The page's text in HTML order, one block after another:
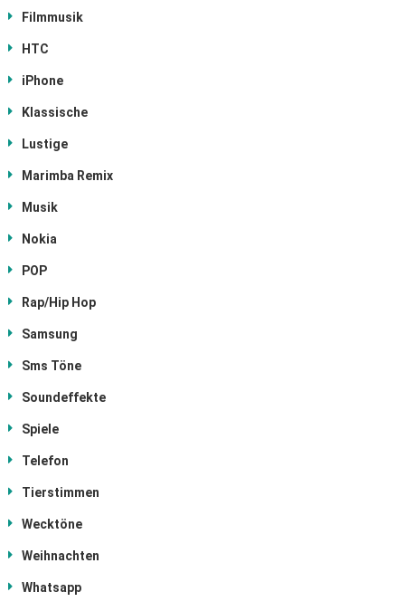
Filmmusik
HTC
iPhone
Klassische
Lustige
Marimba Remix
Musik
Nokia
POP
Rap/Hip Hop
Samsung
Sms Töne
Soundeffekte
Spiele
Telefon
Tierstimmen
Wecktöne
Weihnachten
Whatsapp